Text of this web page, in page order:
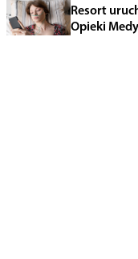
Resort
Opieki